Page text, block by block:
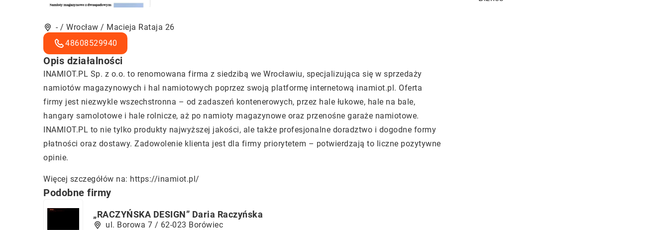
- / Wrocław / Macieja Rataja 26
48608529940
Opis działalności
INAMIOT.PL Sp. z o.o. to renomowana firma z siedzibą we Wrocławiu, specjalizująca się w sprzedaży
namiotów magazynowych i hal namiotowych poprzez swoją platformę internetową inamiot.pl. Oferta
firmy jest niezwykle wszechstronna – od zadaszeń kontenerowych, przez hale łukowe, hale na bale,
hangary samolotowe i hale rolnicze, aż po namioty magazynowe oraz przenośne garaże namiotowe.
INAMIOT.PL to nie tylko produkty najwyższej jakości, ale także profesjonalne doradztwo i dogodne formy
płatności oraz dostawy. Zadowolenie klienta jest dla firmy priorytetem – potwierdzają to liczne pozytywne
opinie.
Więcej szczegółów na: https://inamiot.pl/
Podobne firmy
„RACZYŃSKA DESIGN” Daria Raczyńska
ul. Borowa 7 / 62-023 Borówiec